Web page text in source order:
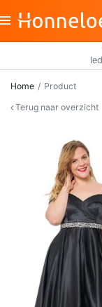
Home
Product
Terug naar overzicht